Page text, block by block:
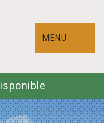
MENU